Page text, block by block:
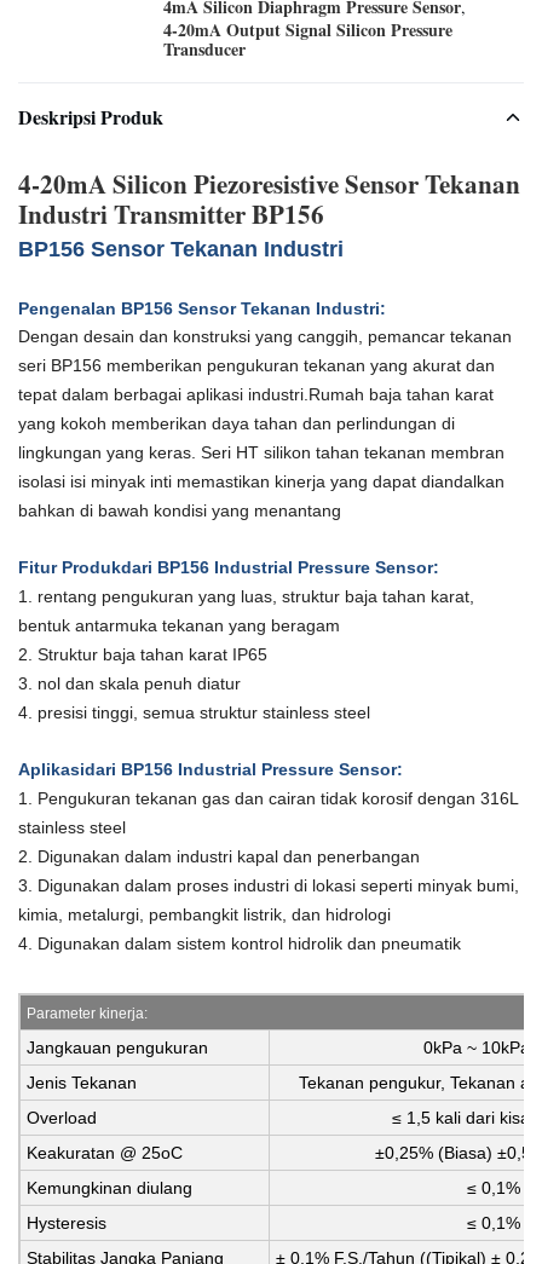
4mA Silicon Diaphragm Pressure Sensor,
4-20mA Output Signal Silicon Pressure
Transducer
Deskripsi Produk
4-20mA Silicon Piezoresistive Sensor Tekanan
Industri Transmitter BP156
BP156 Sensor Tekanan Industri
Pengenalan BP156 Sensor Tekanan Industri:
Dengan desain dan konstruksi yang canggih, pemancar tekanan
seri BP156 memberikan pengukuran tekanan yang akurat dan
tepat dalam berbagai aplikasi industri.Rumah baja tahan karat
yang kokoh memberikan daya tahan dan perlindungan di
lingkungan yang keras. Seri HT silikon tahan tekanan membran
isolasi isi minyak inti memastikan kinerja yang dapat diandalkan
bahkan di bawah kondisi yang menantang
Fitur Produkdari BP156 Industrial Pressure Sensor:
1. rentang pengukuran yang luas, struktur baja tahan karat,
bentuk antarmuka tekanan yang beragam
2. Struktur baja tahan karat IP65
3. nol dan skala penuh diatur
4. presisi tinggi, semua struktur stainless steel
Aplikasidari BP156 Industrial Pressure Sensor:
1. Pengukuran tekanan gas dan cairan tidak korosif dengan 316L
stainless steel
2. Digunakan dalam industri kapal dan penerbangan
3. Digunakan dalam proses industri di lokasi seperti minyak bumi,
kimia, metalurgi, pembangkit listrik, dan hidrologi
4. Digunakan dalam sistem kontrol hidrolik dan pneumatik
Parameter kinerja:
Jangkauan pengukuran
0kPa ~
Jenis Tekanan
Tekanan pengukur, Tekanan
Overload
≤ 1,5 kali dari
Keakuratan @ 25oC
±0,25% (Biasa)
Kemungkinan diulang
≤ 0,1%
Hysteresis
≤ 0,1%
Stabilitas Jangka Panjang
± 0,1% F.S./Tahun ((Tipikal) ±